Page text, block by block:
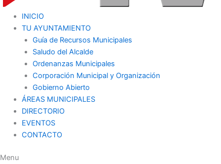
INICIO
TU AYUNTAMIENTO
Guía de Recursos Municipales
Saludo del Alcalde
Ordenanzas Municipales
Corporación Municipal y Organización
Gobierno Abierto
ÁREAS MUNICIPALES
DIRECTORIO
EVENTOS
CONTACTO
Menu